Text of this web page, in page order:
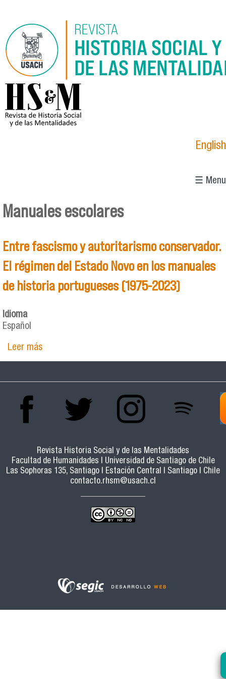
logo_hsm_2021.png
English
☰ Menu
Manuales escolares
Entre fascismo y autoritarismo conservador.
El régimen del Estado Novo en los manuales
de historia portugueses (1975-2023)
Idioma
Español
Leer mássobre Entre fascismo y autoritarismo
conservador. El régimen del Estado Novo en los
Revista Historia Social y de las Mentalidades
Facultad de Humanidades | Universidad de Santiago de Chile
Las Sophoras 135, Santiago | Estación Central | Santiago | Chile
contacto.rhsm@usach.cl